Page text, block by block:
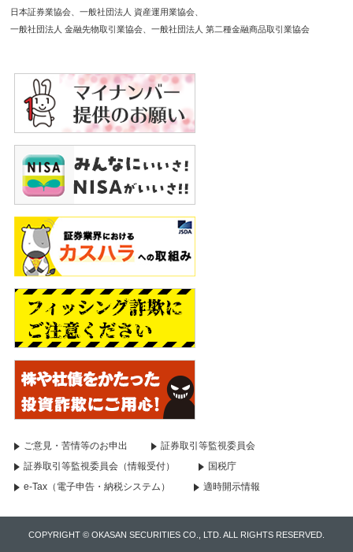
日本証券業協会
一般社団法人 資産運用業協会
一般社団法人 金融先物取引業協会
一般社団法人 第二種金融商品取引業協会
ご意見・苦情等のお申出
証券取引等監視委員会
証券取引等監視委員会（情報受付）
国税庁
e-Tax（電子申告・納税システム）
適時開示情報
COPYRIGHT © OKASAN SECURITIES CO., LTD. ALL RIGHTS RESERVED.